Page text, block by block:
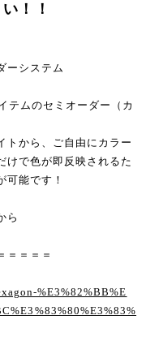
！！
ーシステム
テムのセミオーダー（カ
トから、ご自由にカラー
けで色が即反映されるた
可能です！
ら
＝＝＝＝
%E3%82%BB%E